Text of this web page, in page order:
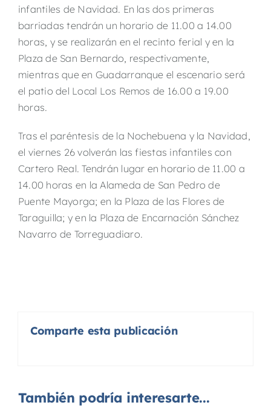
infantiles de Navidad. En las dos primeras
barriadas tendrán un horario de 11.00 a 14.00
horas, y se realizarán en el recinto ferial y en la
Plaza de San Bernardo, respectivamente,
mientras que en Guadarranque el escenario será
el patio del Local Los Remos de 16.00 a 19.00
horas.
Tras el paréntesis de la Nochebuena y la Navidad,
el viernes 26 volverán las fiestas infantiles con
Cartero Real. Tendrán lugar en horario de 11.00 a
14.00 horas en la Alameda de San Pedro de
Puente Mayorga; en la Plaza de las Flores de
Taraguilla; y en la Plaza de Encarnación Sánchez
Navarro de Torreguadiaro.
Comparte esta publicación
También podría interesarte...